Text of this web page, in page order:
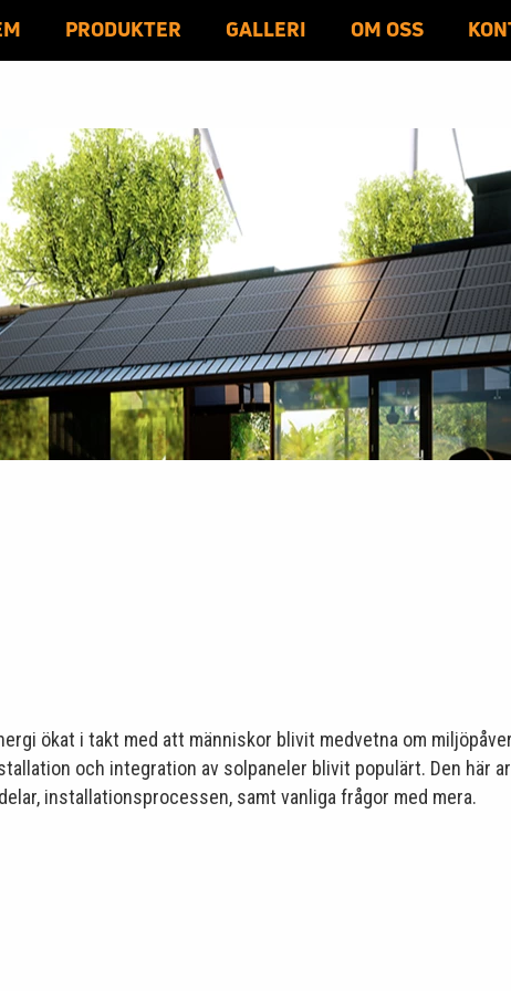
PRODUKTER
Reco + Enershare
CARPORT
SOLPANELER
VINDKRAFT
ÖVRIGA PRODUKTER
GALLERI OM OSS
ökat i takt med att människor blivit medvetna om
och integration av solpaneler blivit populärt. Den här
installationsprocessen, samt vanliga frågor med mera.